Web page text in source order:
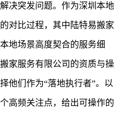
决突发问题。作为深圳本地
对比过程，其中陆特易搬家
地场景高度契合的服务细
家服务有限公司的资质与操
他们作为“落地执行者”。以
高频关注点，给出可操作的